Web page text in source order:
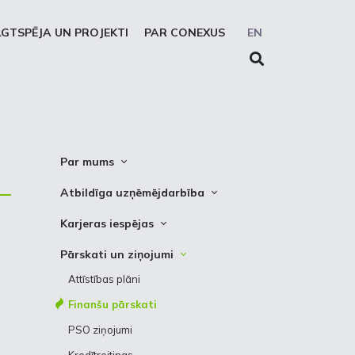
EN
UN PROJEKTI PAR CONEXUS
Par mums
Conexus vizītkarte
Akcionāru struktūra
Atbildīga uzņēmējdarbība
Cel trauksmi
Karjeras iespējas
Vakances
Kādēļ izvēlēties strādāt Conexus
Prakses iespējas
Pārskati un ziņojumi
Attīstības plāni
Finanšu pārskati
PSO ziņojumi